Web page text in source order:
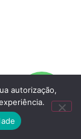
autorização,